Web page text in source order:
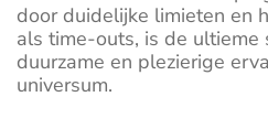
door duidelijke limieten en
als time-outs, is de ultieme
duurzame en plezierige
universum.